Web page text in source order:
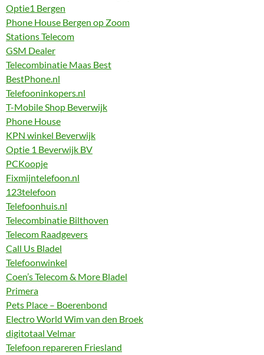
Optie1 Bergen
Phone House Bergen op Zoom
Stations Telecom
GSM Dealer
Telecombinatie Maas Best
BestPhone.nl
Telefooninkopers.nl
T-Mobile Shop Beverwijk
Phone House
KPN winkel Beverwijk
Optie 1 Beverwijk BV
PCKoopje
Fixmijntelefoon.nl
123telefoon
Telefoonhuis.nl
Telecombinatie Bilthoven
Telecom Raadgevers
Call Us Bladel
Telefoonwinkel
Coen’s Telecom & More Bladel
Primera
Pets Place – Boerenbond
Electro World Wim van den Broek
digitotaal Velmar
Telefoon repareren Friesland